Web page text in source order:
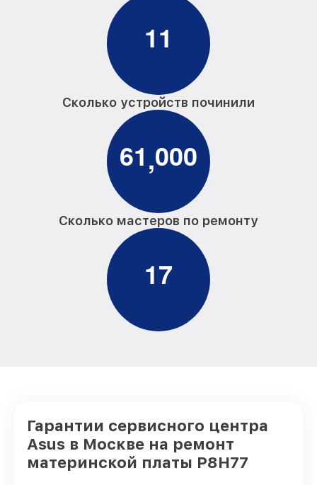
11
Сколько устройств починили
61,000
Сколько мастеров по ремонту
17
Гарантии сервисного центра
Asus в Москве на ремонт
материнской платы P8H77